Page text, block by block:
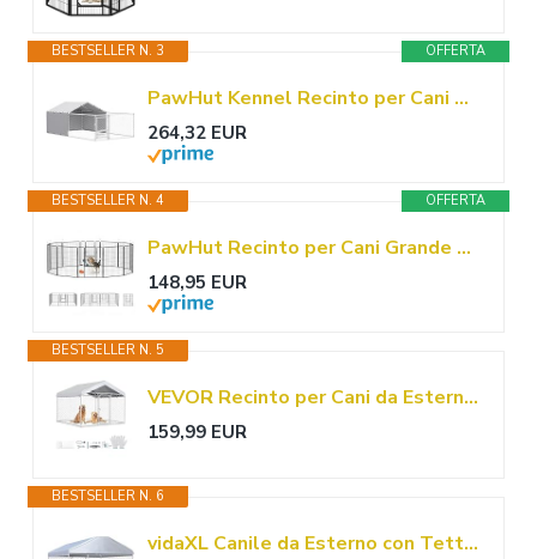
OFFERTA
BESTSELLER N. 3
PawHut Kennel Recinto per Cani da Esterno Anti-UV 400x230x150 cm Argento
264,32 EUR
OFFERTA
BESTSELLER N. 4
PawHut Recinto per Cani Grande Taglia 12 Pannelli 80x1.5x100cm Grigio Scuro
148,95 EUR
BESTSELLER N. 5
VEVOR Recinto per Cani da Esterno con Serratura di Sicurezza e Copertura Impermeabile Anti UV, Canile di Grandi Dimensioni 2x2x1,6m, Gabbia per Animali Domestici Resistente per Cani di Grande Taglia
159,99 EUR
BESTSELLER N. 6
vidaXL Canile da Esterno con Tetto Alto Robusto Elegante Comodo con Serratura Recinzione Recinto per Cani Box Gabbia 200x200x135 cm in Acciaio Zincato